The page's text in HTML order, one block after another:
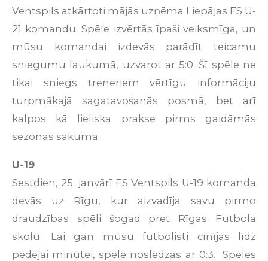
Ventspils atkārtoti mājās uzņēma Liepājas FS U-
21 komandu. Spēle izvērtās īpaši veiksmīga, un
mūsu komandai izdevās parādīt teicamu
sniegumu laukumā, uzvarot ar 5:0. Šī spēle ne
tikai sniegs treneriem vērtīgu informāciju
turpmākajā sagatavošanās posmā, bet arī
kalpos kā lieliska prakse pirms gaidāmās
sezonas sākuma.
U-19
Sestdien, 25. janvārī FS Ventspils U-19 komanda
devās uz Rīgu, kur aizvadīja savu pirmo
draudzības spēli šogad pret Rīgas Futbola
skolu. Lai gan mūsu futbolisti cīnījās līdz
pēdējai minūtei, spēle noslēdzās ar 0:3. Spēles